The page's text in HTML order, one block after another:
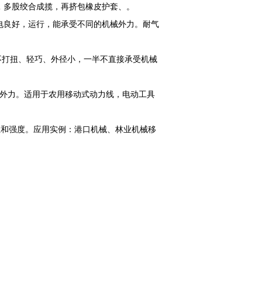
股绞合成揽，再挤包橡皮护套、。
好，运行，能承受不同的机械外力。耐气
扭、轻巧、外径小，一半不直接承受机械
力。适用于农用移动式动力线，电动工具
强度。应用实例：港口机械、林业机械移